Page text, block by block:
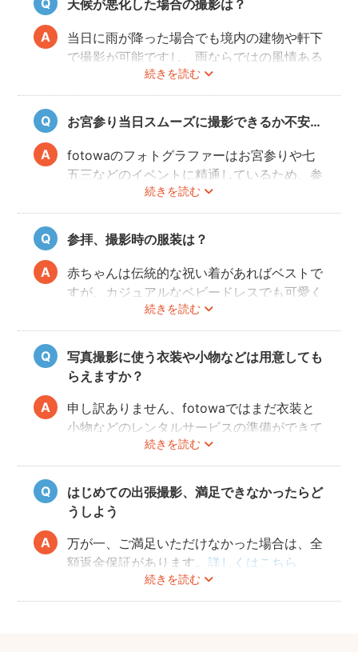
残る記念写真を撮影できます。
天候が悪化した場合の撮影は？
続きを読む
当日に雨が降った場合でも境内の建物や軒下
で撮影が可能ですし、雨ならではの風情ある
写真にも仕上がります。
また、撮影の実施が難しいと判断される天候
不良の場合、事前にフォトグラファーと決行
もしくは日時変更を相談してください。
日時変更方法はこちらをご参照ください。
お宮参り当日スムーズに撮影できるか不安…
続きを読む
fotowaのフォトグラファーはお宮参りや七
五三などのイベントに精通しているため、参
拝や家族団欒を乱すことなくスムーズに撮影
することができます。
参拝、撮影時の服装は？
続きを読む
赤ちゃんは伝統的な祝い着があればベストで
すが、カジュアルなベビードレスでも可愛く
写すことができます。またご両親も着物を着
ると雰囲気が出ますが、洋服でもおしゃれな
写真に仕上がります。
写真撮影に使う衣装や小物などは用意しても
らえますか？
続きを読む
申し訳ありません、fotowaではまだ衣装と
小物などのレンタルサービスの準備ができて
おりませんので、お客様ご自身にご用意をお
願いしております。
はじめての出張撮影、満足できなかったらど
うしよう
続きを読む
万が一、ご満足いただけなかった場合は、全
額返金保証があります。詳しくはこちら